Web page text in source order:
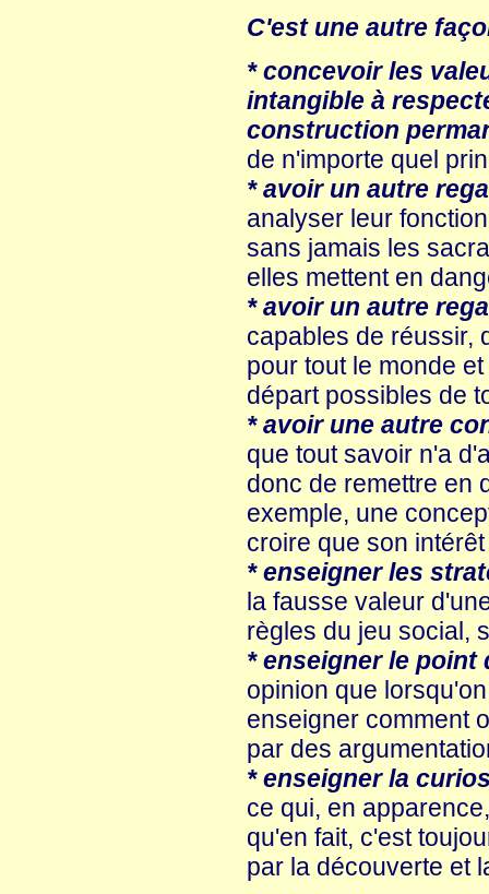
C'est une autre
* concevoir les
intangible à
construction
de n'importe quel
* avoir un autre
analyser leur
sans jamais les
elles mettent en
* avoir un autre
capables de réussir,
pour tout le monde
départ possibles de
* avoir une autre
que tout savoir n'a
donc de remettre en
exemple, une
croire que son
* enseigner les
la fausse valeur
règles du jeu social,
* enseigner le point
opinion que
enseigner comment
par des
* enseigner la
ce qui, en
qu'en fait, c'est
par la découverte et